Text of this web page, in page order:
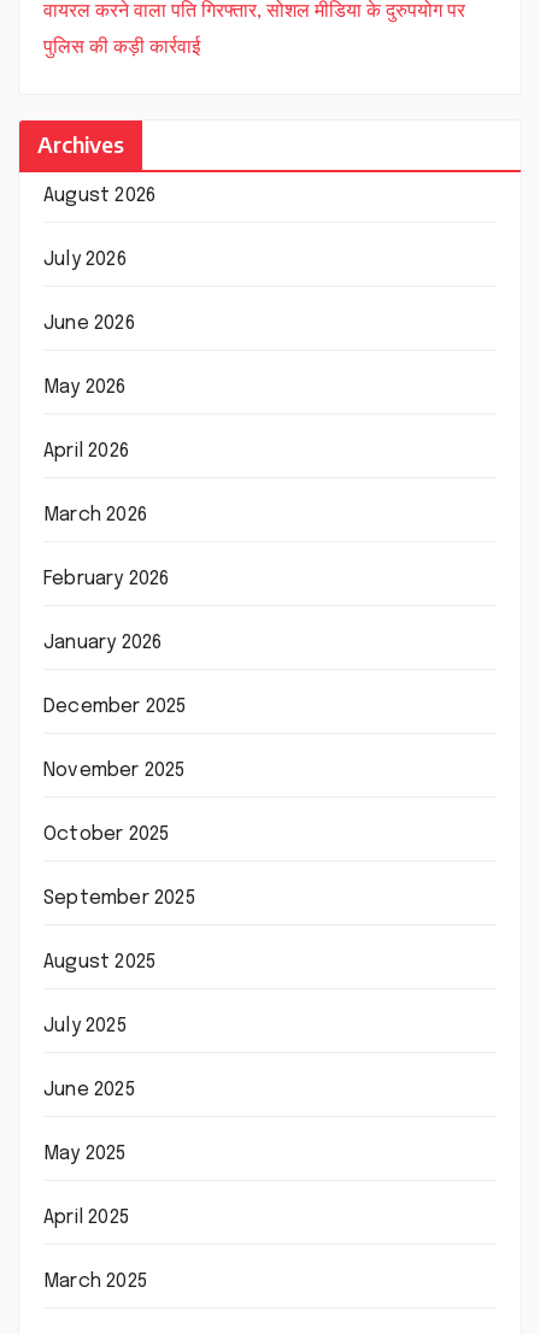
वायरल करने वाला पति गिरफ्तार, सोशल मीडिया के दुरुपयोग पर
पुलिस की कड़ी कार्रवाई
Archives
August 2026
July 2026
June 2026
May 2026
April 2026
March 2026
February 2026
January 2026
December 2025
November 2025
October 2025
September 2025
August 2025
July 2025
June 2025
May 2025
April 2025
March 2025